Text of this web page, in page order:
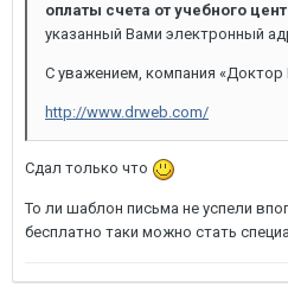
оплаты счета от учебного
указанный Вами электронный
С уважением, компания «Доктор
http://www.drweb.com/
Сдал только что
То ли шаблон письма не успели
бесплатно таки можно стать